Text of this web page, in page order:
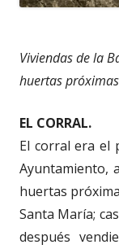
Viviendas de la
huertas
EL CORRAL.
El corral era el
Ayuntamiento,
huertas
Santa María;
después